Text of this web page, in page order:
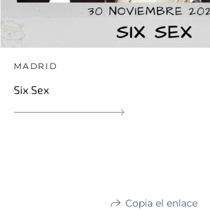
MADRID
Six Sex
Copia el enlace